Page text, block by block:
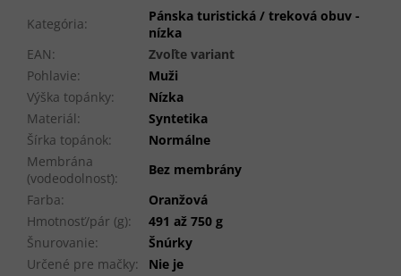
Kategória:
Pánska turistická / treková obuv -
nízka
EAN:
Zvoľte variant
Pohlavie:
Muži
Výška topánky:
Nízka
Materiál:
Syntetika
Šírka topánok:
Normálne
Membrána
(vodeodolnosť):
Bez membrány
Farba:
Oranžová
Hmotnosť/pár (g):
491 až 750 g
Šnurovanie:
Šnúrky
Určené pre mačky:
Nie je